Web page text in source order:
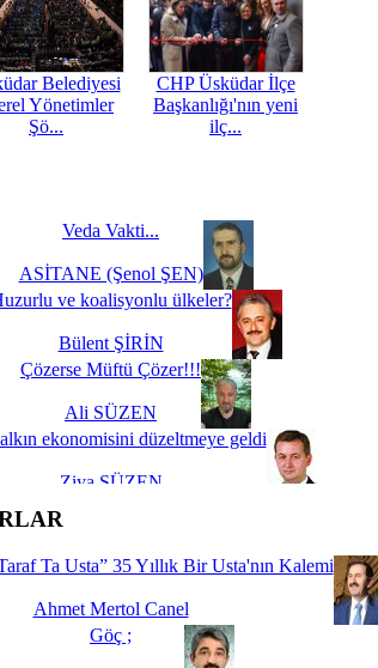
Belediyesi
Yönetimler
Şö...
CHP Üsküdar İlçe
Başkanlığı'nın yeni
ilç...
Veda Vakti...
ASİTANE (Şenol ŞEN)
ve koalisyonlu ülkeler?
Bülent ŞİRİN
Çözerse Müftü Çözer!!!
Ali SÜZEN
ekonomisini düzeltmeye geldi
Ziya SÜZEN
İşte Biz buyuz...
Ta Usta” 35 Yıllık Bir Usta'nın Kalemi
Ahmet Mertol Canel
Göç ;